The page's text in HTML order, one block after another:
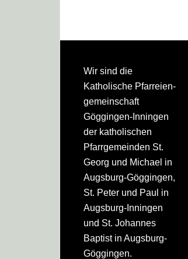
Footer
Wir sind die
Katholische Pfarreien­
gemeinschaft
Göggingen-Inningen
der katholischen
Pfarrgemeinden St.
Georg und Michael in
Augsburg-Göggingen,
St. Peter und Paul in
Augsburg-Inningen
und St. Johannes
Baptist in Augsburg-
Göggingen.